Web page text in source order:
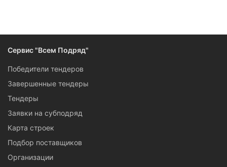
Сервис "Всем Подряд"
Победители тендеров
Завершенные тендеры
Тендеры
Заявки на субподряд
Карта строек
Подбор поставщиков
Организации